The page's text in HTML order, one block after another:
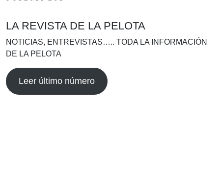
LA REVISTA DE LA PELOTA
NOTICIAS, ENTREVISTAS….. TODA LA INFORMACIÓN
DE LA PELOTA
Leer último número